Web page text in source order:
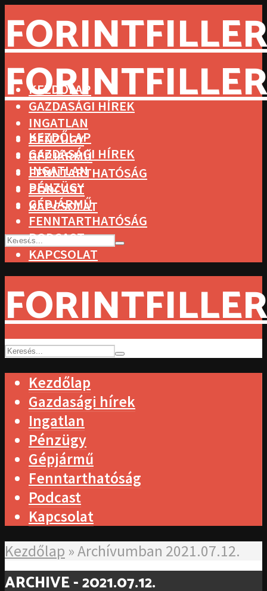
KEZDŐLAP
GAZDASÁGI HÍREK
INGATLAN
PÉNZÜGY
GÉPJÁRMŰ
FENNTARTHATÓSÁG
PODCAST
KAPCSOLAT
KEZDŐLAP
GAZDASÁGI HÍREK
INGATLAN
PÉNZÜGY
GÉPJÁRMŰ
FENNTARTHATÓSÁG
PODCAST
KAPCSOLAT
Kezdőlap
Gazdasági hírek
Ingatlan
Pénzügy
Gépjármű
Fenntarthatóság
Podcast
Kapcsolat
Kezdőlap »Archívumban 2021.07.12.
ARCHIVE - 2021.07.12.